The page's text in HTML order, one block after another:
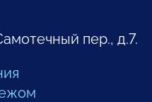
пер., д.7.